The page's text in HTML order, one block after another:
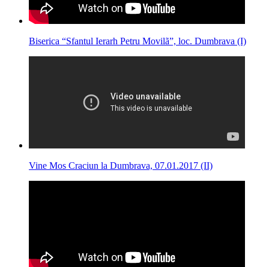
Biserica “Sfantul Ierarh Petru Movilã”, loc. Dumbrava (I)
Vine Mos Craciun la Dumbrava, 07.01.2017 (II)